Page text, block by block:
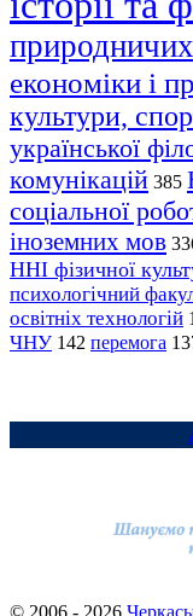
економіки і
культури,
української
комунікацій 385
соціальної
іноземних мов
ННІ фізичної
психологічний
освітніх технологій
ЧНУ 142 перемога
© 2006 - 2026